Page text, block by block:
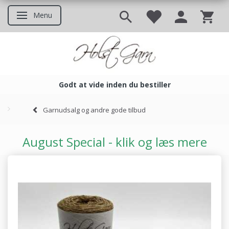
Skifte navigation
Menu
Godt at vide inden du bestiller
Garnudsalg og andre gode tilbud
August Special - klik og læs mere